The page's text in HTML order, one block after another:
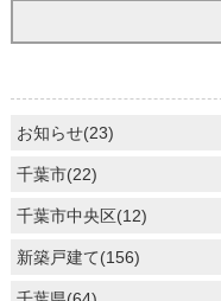
お知らせ(23)
千葉市(22)
千葉市中央区(12)
新築戸建て(156)